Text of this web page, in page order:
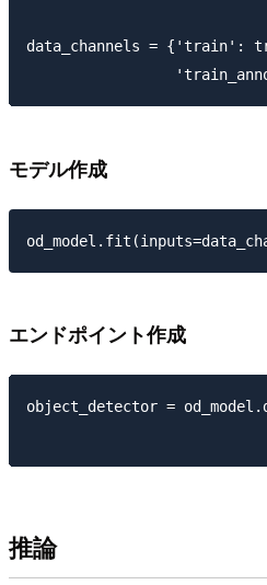
data_channels = {'train':
モデル作成
エンドポイント作成
object_detector =
推論